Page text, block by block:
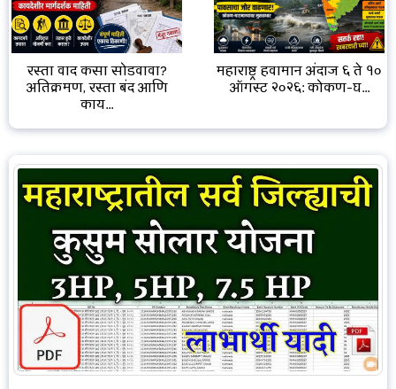
रस्ता वाद कसा सोडवावा?
अतिक्रमण, रस्ता बंद आणि
काय...
महाराष्ट्र हवामान अंदाज ६ ते १०
ऑगस्ट २०२६: कोकण-घ...